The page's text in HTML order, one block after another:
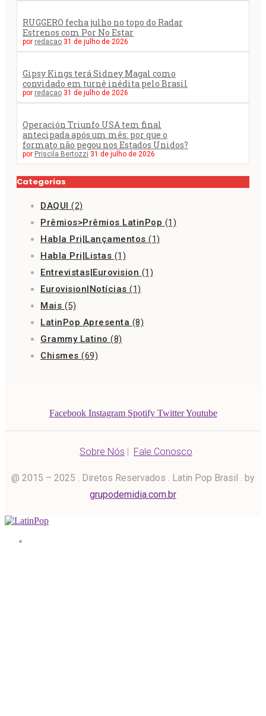
RUGGERO fecha julho no topo do Radar
Estrenos com Por No Estar
por redacao 31 de julho de 2026
Gipsy Kings terá Sidney Magal como
convidado em turnê inédita pelo Brasil
por redacao 31 de julho de 2026
Operación Triunfo USA tem final
antecipada após um mês: por que o
formato não pegou nos Estados Unidos?
por Priscila Bertozzi 31 de julho de 2026
Categorias
DAQUI (2)
Prêmios>Prêmios LatinPop (1)
Habla Pri|Lançamentos (1)
Habla Pri|Listas (1)
Entrevistas|Eurovision (1)
Eurovision|Notícias (1)
Mais (5)
LatinPop Apresenta (8)
Grammy Latino (8)
Chismes (69)
Facebook Instagram Spotify Twitter Youtube
Sobre Nós | Fale Conosco
@ 2015 – 2025 . Diretos Reservados . Latin Pop Brasil . by
grupodemidia.com.br